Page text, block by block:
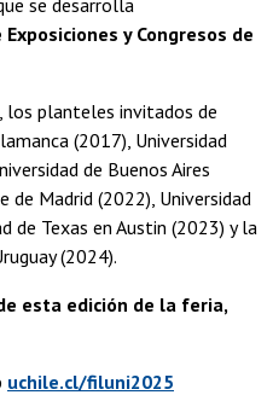
Exposiciones y Congresos de
los planteles invitados de
(2017), Universidad
de Buenos Aires
de Madrid (2022), Universidad
de Texas en Austin (2023) y la
(2024).
esta edición de la feria,
uchile.cl/filuni2025